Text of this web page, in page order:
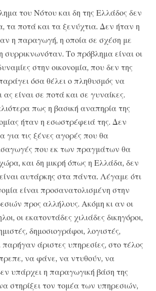
του Νότου και δη της Ελλάδος δεν
τα ποτά και τα ξενύχτια. Δεν ήταν η
η παραγωγή, η οποία σε σχέση με
Το πρόβλημα είναι οι
στην οικονομία, που δεν της
όσα θέλει ο πληθυσμός να
ας είναι σε ποτά και σε γυναίκες.
πως η βασική αναπηρία της
ήταν η εσωστρέφειά της. Δεν
για τις ξένες αγορές που θα
που εκ των πραγμάτων θα
και δη μικρή όπως η Ελλάδα, δεν
αυτάρκης στα πάντα. Λέγαμε ότι
είναι προσανατολισμένη στην
προς αλλήλους. Ακόμη κι αν οι
οι εκατοντάδες χιλιάδες δικηγόροι,
δημοσιογράφοι, λογιστές,
παρήγαν άριστες υπηρεσίες, στο τέλος
να φάνε, να ντυθούν, να
υπάρχει η παραγωγική βάση της
στηρίξει τον τομέα των υπηρεσιών,